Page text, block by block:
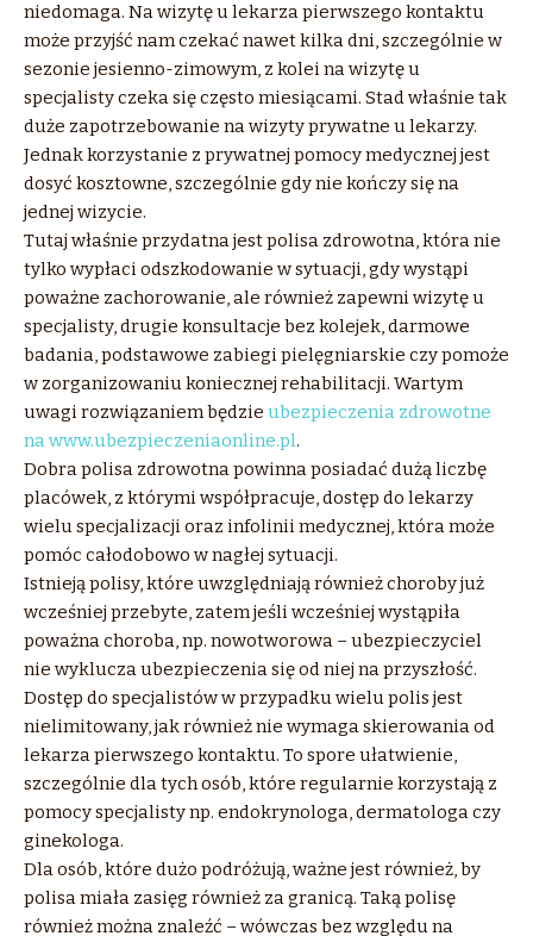
niedomaga. Na wizytę u lekarza pierwszego kontaktu
może przyjść nam czekać nawet kilka dni, szczególnie w
sezonie jesienno-zimowym, z kolei na wizytę u
specjalisty czeka się często miesiącami. Stad właśnie tak
duże zapotrzebowanie na wizyty prywatne u lekarzy.
Jednak korzystanie z prywatnej pomocy medycznej jest
dosyć kosztowne, szczególnie gdy nie kończy się na
jednej wizycie.
Tutaj właśnie przydatna jest polisa zdrowotna, która nie
tylko wypłaci odszkodowanie w sytuacji, gdy wystąpi
poważne zachorowanie, ale również zapewni wizytę u
specjalisty, drugie konsultacje bez kolejek, darmowe
badania, podstawowe zabiegi pielęgniarskie czy pomoże
w zorganizowaniu koniecznej rehabilitacji. Wartym
uwagi rozwiązaniem będzie ubezpieczenia zdrowotne
na www.ubezpieczeniaonline.pl.
Dobra polisa zdrowotna powinna posiadać dużą liczbę
placówek, z którymi współpracuje, dostęp do lekarzy
wielu specjalizacji oraz infolinii medycznej, która może
pomóc całodobowo w nagłej sytuacji.
Istnieją polisy, które uwzględniają również choroby już
wcześniej przebyte, zatem jeśli wcześniej wystąpiła
poważna choroba, np. nowotworowa – ubezpieczyciel
nie wyklucza ubezpieczenia się od niej na przyszłość.
Dostęp do specjalistów w przypadku wielu polis jest
nielimitowany, jak również nie wymaga skierowania od
lekarza pierwszego kontaktu. To spore ułatwienie,
szczególnie dla tych osób, które regularnie korzystają z
pomocy specjalisty np. endokrynologa, dermatologa czy
ginekologa.
Dla osób, które dużo podróżują, ważne jest również, by
polisa miała zasięg również za granicą. Taką polisę
również można znaleźć – wówczas bez względu na